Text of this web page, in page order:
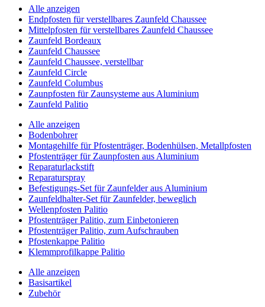
Alle anzeigen
Endpfosten für verstellbares Zaunfeld Chaussee
Mittelpfosten für verstellbares Zaunfeld Chaussee
Zaunfeld Bordeaux
Zaunfeld Chaussee
Zaunfeld Chaussee, verstellbar
Zaunfeld Circle
Zaunfeld Columbus
Zaunpfosten für Zaunsysteme aus Aluminium
Zaunfeld Palitio
Alle anzeigen
Bodenbohrer
Montagehilfe für Pfostenträger, Bodenhülsen, Metallpfosten
Pfostenträger für Zaunpfosten aus Aluminium
Reparaturlackstift
Reparaturspray
Befestigungs-Set für Zaunfelder aus Aluminium
Zaunfeldhalter-Set für Zaunfelder, beweglich
Wellenpfosten Palitio
Pfostenträger Palitio, zum Einbetonieren
Pfostenträger Palitio, zum Aufschrauben
Pfostenkappe Palitio
Klemmprofilkappe Palitio
Alle anzeigen
Basisartikel
Zubehör